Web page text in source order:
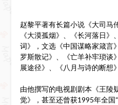
赵黎平著有长篇小说《大司马
《大漠孤烟》、《长河落日
词》，文选《中国谋略家箴言
罗斯散记》、《亡羊补牢琐谈
展途径》、《八月与诗的断想
由他撰写的电视剧剧本《王陵
觉》，甚至还曾获1995年全国